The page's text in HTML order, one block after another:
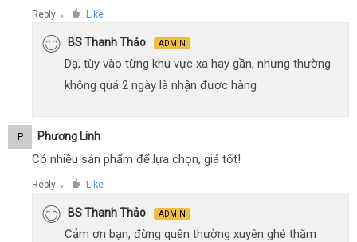
Reply ● Like
BS Thanh Thảo ADMIN
Dạ, tùy vào từng khu vực xa hay gần, nhưng thường
không quá 2 ngày là nhận được hàng
P Phương Linh
Có nhiều sản phẩm để lựa chọn, giá tốt!
Reply ● Like
BS Thanh Thảo ADMIN
Cảm ơn bạn, đừng quên thường xuyên ghé thăm